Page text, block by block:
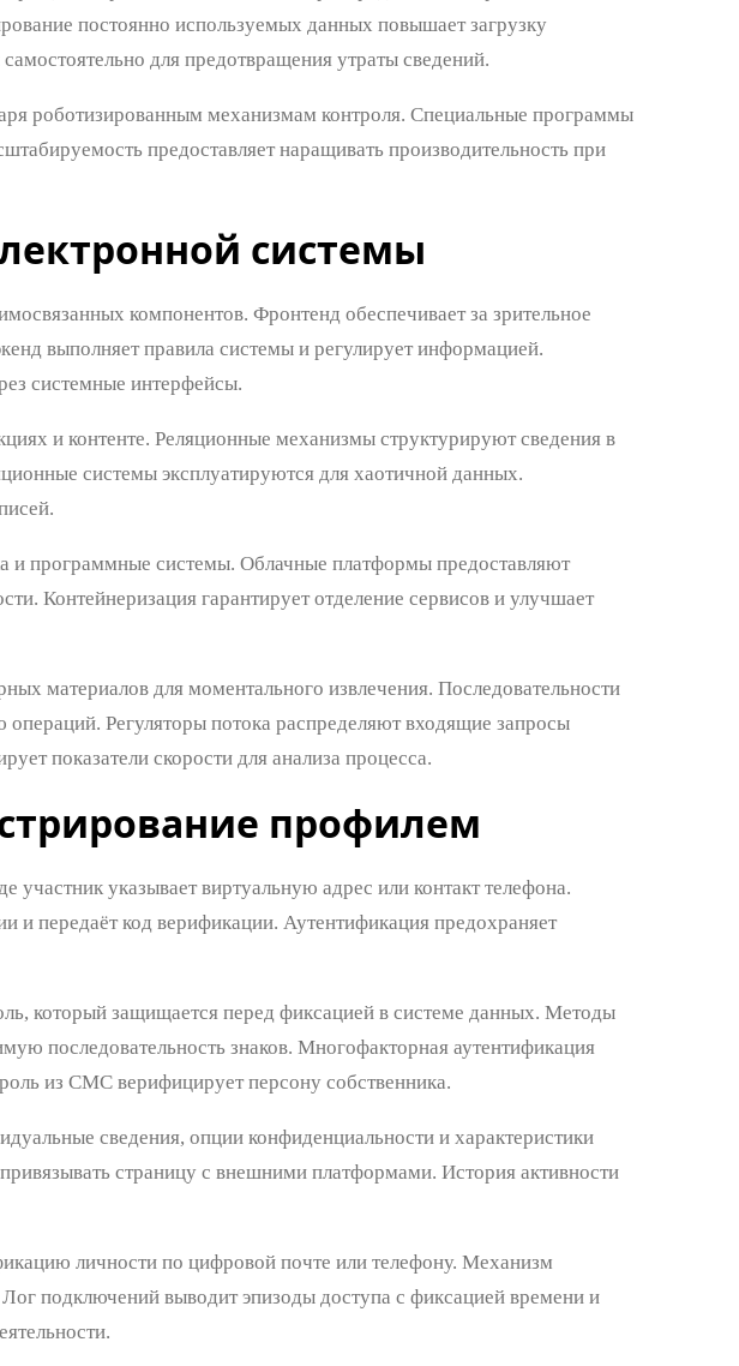
постоянно используемых данных повышает загрузку
для предотвращения утраты сведений.
роботизированным механизмам контроля. Специальные программы
предоставляет наращивать производительность при
системы
компонентов. Фронтенд обеспечивает за зрительное
выполняет правила системы и регулирует информацией.
системные интерфейсы.
и контенте. Реляционные механизмы структурируют сведения в
системы эксплуатируются для хаотичной данных.
и программные системы. Облачные платформы предоставляют
Контейнеризация гарантирует отделение сервисов и улучшает
материалов для моментального извлечения. Последовательности
Регуляторы потока распределяют входящие запросы
показатели скорости для анализа процесса.
профилем
участник указывает виртуальную адрес или контакт телефона.
и передаёт код верификации. Аутентификация предохраняет
который защищается перед фиксацией в системе данных. Методы
последовательность знаков. Многофакторная аутентификация
из СМС верифицирует персону собственника.
сведения, опции конфиденциальности и характеристики
страницу с внешними платформами. История активности
личности по цифровой почте или телефону. Механизм
подключений выводит эпизоды доступа с фиксацией времени и